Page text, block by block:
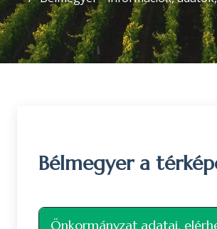
Bélmegyer a
+
Önkormányzat adatai,